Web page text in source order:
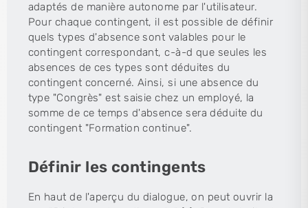
adaptés de manière autonome par l'utilisateur.
Pour chaque contingent, il est possible de définir
quels types d'absence sont valables pour le
contingent correspondant, c-à-d que seules les
absences de ces types sont déduites du
contingent concerné. Ainsi, si une absence du
type "Congrès" est saisie chez un employé, la
somme de ce temps d'absence sera déduite du
contingent "Formation continue".
Définir les contingents
En haut de l'aperçu du dialogue, on peut ouvrir la